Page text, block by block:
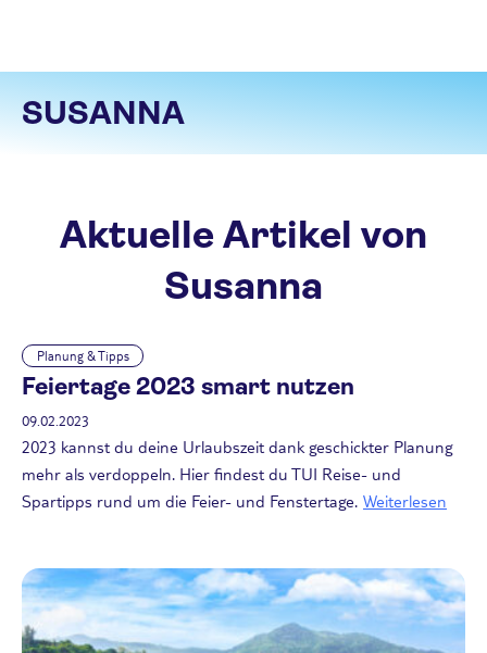
SUSANNA
Aktuelle Artikel von
Susanna
Planung & Tipps
Feiertage 2023 smart nutzen
09.02.2023
2023 kannst du deine Urlaubszeit dank geschickter Planung
mehr als verdoppeln. Hier findest du TUI Reise- und
Spartipps rund um die Feier- und Fenstertage. Weiterlesen